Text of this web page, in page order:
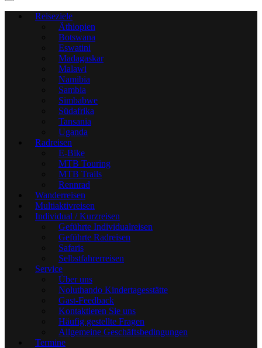
Reiseziele
Äthiopien
Botswana
Eswatini
Madagaskar
Malawi
Namibia
Sambia
Simbabwe
Südafrika
Tansania
Uganda
Radreisen
E-Bike
MTB Touring
MTB Trails
Rennrad
Wanderreisen
Multiaktivreisen
Individual / Kurzreisen
Geführte Individualreisen
Geführte Radreisen
Safaris
Selbstfahrerreisen
Service
Über uns
Noluthando Kindertagesstätte
Gast-Feedback
Kontaktieren Sie uns
Häufig gestellte Fragen
Allgemeine Geschäftsbedingungen
Termine